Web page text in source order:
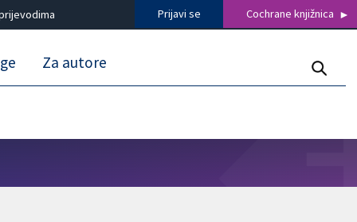
Prijavi se Cochrane knjižnica
Za autore